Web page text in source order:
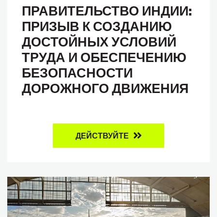
ПРАВИТЕЛЬСТВО ИНДИИ:
ПРИЗЫВ К СОЗДАНИЮ
ДОСТОЙНЫХ УСЛОВИЙ
ТРУДА И ОБЕСПЕЧЕНИЮ
БЕЗОПАСНОСТИ
ДОРОЖНОГО ДВИЖЕНИЯ
ДЕЙСТВУЙТЕ